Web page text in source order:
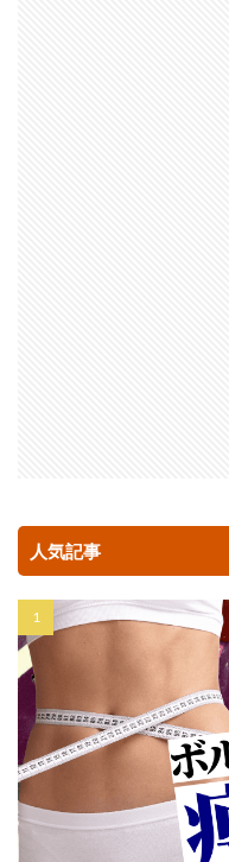
人気記事